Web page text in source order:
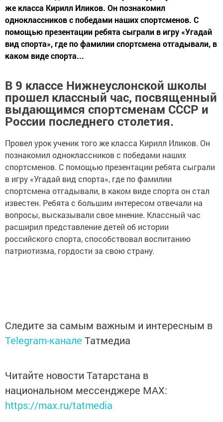
же класса Кирилл Иликов. Он познакомил
одноклассников с победами наших спортсменов. С
помощью презентации ребята сыграли в игру «Угадай
вид спорта», где по фамилии спортсмена отгадывали, в
каком виде спорта...
В 9 классе Нижнеуслонской школы
прошел классный час, посвященный
выдающимся спортсменам СССР и
России последнего столетия.
Провел урок ученик того же класса Кирилл Иликов. Он
познакомил одноклассников с победами наших
спортсменов. С помощью презентации ребята сыграли
в игру «Угадай вид спорта», где по фамилии
спортсмена отгадывали, в каком виде спорта он стал
известен. Ребята с большим интересом отвечали на
вопросы, высказывали свое мнение. Классный час
расширил представление детей об истории
российского спорта, способствовал воспитанию
патриотизма, гордости за свою страну.
Следите за самым важным и интересным в
Telegram-канале Татмедиа
Читайте новости Татарстана в
национальном мессенджере MАХ:
https://max.ru/tatmedia